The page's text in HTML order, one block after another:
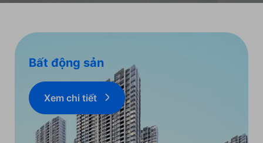
Bất động sản
Xem chi tiết